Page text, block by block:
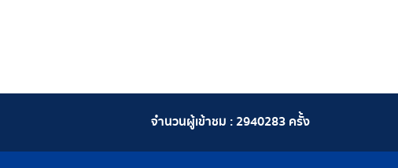
จำนวนผู้เข้าชม :2940283 ครั้ง